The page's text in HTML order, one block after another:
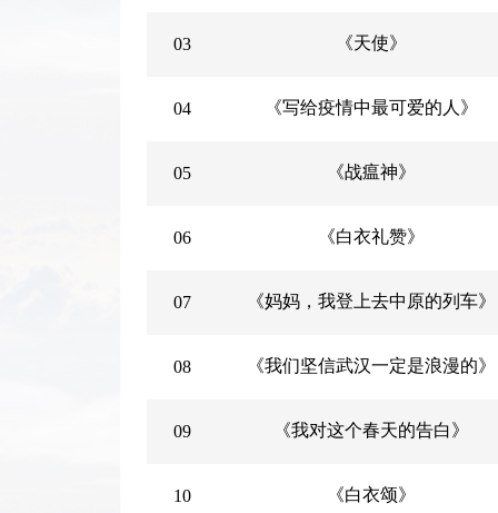
03 《天使》
04 《写给疫情中最可爱的人》
05 《战瘟神》
06 《白衣礼赞》
07 《妈妈，我登上去中原的列车》
08 《我们坚信武汉一定是浪漫的》
09 《我对这个春天的告白》
10 《白衣颂》